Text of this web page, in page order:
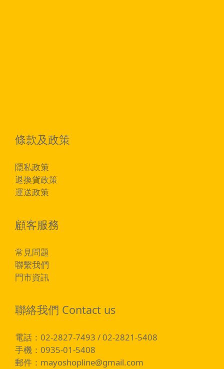
條款及政策
隱私政策
退換貨政策
運送政策
顧客服務
常見問題
聯繫我們
門市資訊
聯絡我們 Contact us
電話：02-2827-7493 / 02-2821-5408
手機：0935-01-5408
郵件： mayoshopline@gmail.com